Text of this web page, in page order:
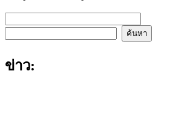
ข่าว: